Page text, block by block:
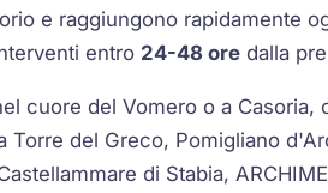
e raggiungono rapidamente
entro 24-48 ore dalla
cuore del Vomero o a Casoria,
Torre del Greco, Pomigliano
di Stabia,